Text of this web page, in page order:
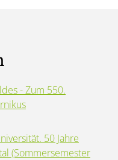
- Zum 550.
50 Jahre
(Sommersemester